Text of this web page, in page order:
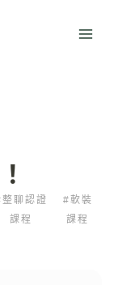
聊認證
課程
#軟裝
課程